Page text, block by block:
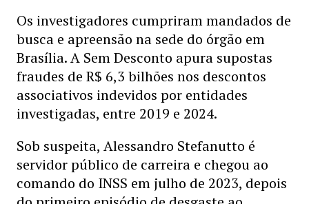
Os investigadores cumpriram mandados de
busca e apreensão na sede do órgão em
Brasília. A Sem Desconto apura supostas
fraudes de R$ 6,3 bilhões nos descontos
associativos indevidos por entidades
investigadas, entre 2019 e 2024.
Sob suspeita, Alessandro Stefanutto é
servidor público de carreira e chegou ao
comando do INSS em julho de 2023, depois